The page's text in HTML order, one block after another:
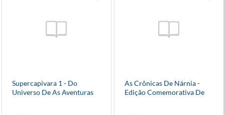
Supercapivara 1 - Do
Universo De As Aventuras
As Crônicas De Nárnia -
Edição Comemorativa De